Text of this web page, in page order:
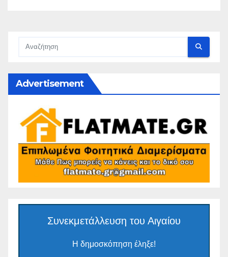
Advertisement
Συνεκμετάλλευση του Αιγαίου
Η δημοσκόπηση έληξε!